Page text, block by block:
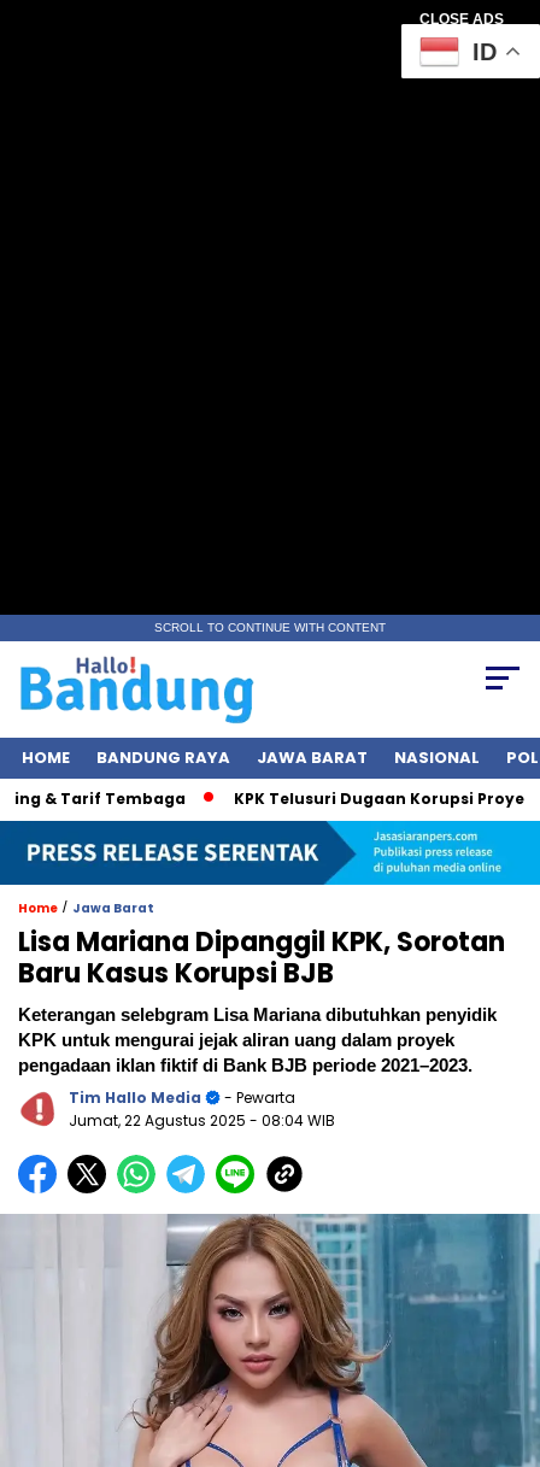
CLOSE ADS
SCROLL TO CONTINUE WITH CONTENT
HOME BANDUNG RAYA JAWA BARAT NASIONAL
& Tarif Tembaga KPK Telusuri Dugaan Korupsi Proyek
Home / Jawa Barat
Lisa Mariana Dipanggil KPK, Sorotan
Baru Kasus Korupsi BJB
Keterangan selebgram Lisa Mariana dibutuhkan penyidik
KPK untuk mengurai jejak aliran uang dalam proyek
pengadaan iklan fiktif di Bank BJB periode 2021–2023.
Tim Hallo Media
- Pewarta
Jumat, 22 Agustus 2025 - 08:04 WIB
ID